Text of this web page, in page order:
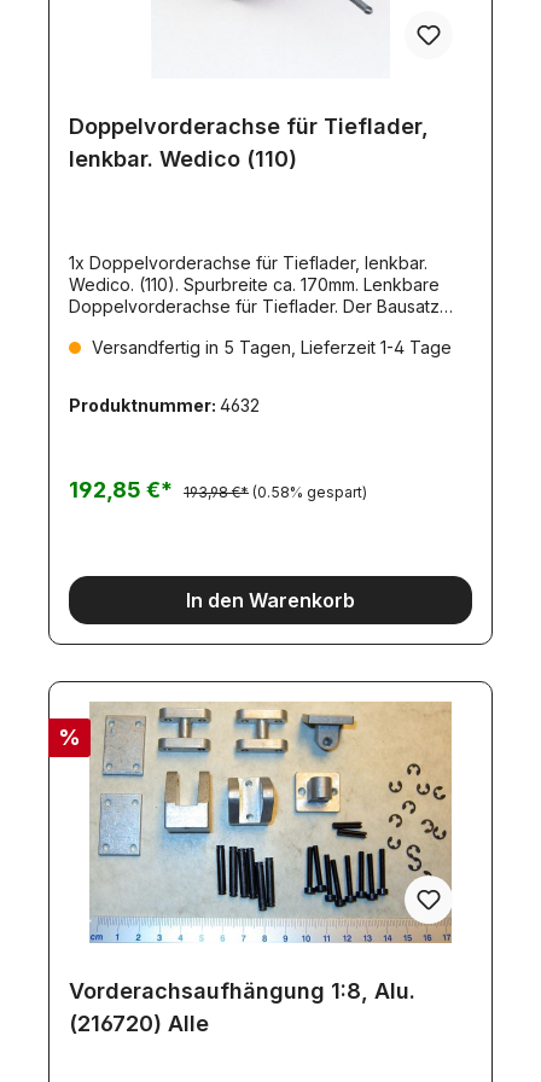
Doppelvorderachse für Tieflader,
lenkbar. Wedico (110)
1x Doppelvorderachse für Tieflader, lenkbar.
Wedico. (110). Spurbreite ca. 170mm. Lenkbare
Doppelvorderachse für Tieflader. Der Bausatz
dieser Achskombination können Sie Ihren
und 8 Standard-Reifen.
Versandfertig in 5 Tagen, Lieferzeit 1-4 Tage
Produktnummer: 4632
192,85 €* 193,98 €* (0.58% gespart)
In den Warenkorb
%
Vorderachsaufhängung 1:8, Alu.
(216720) Alle